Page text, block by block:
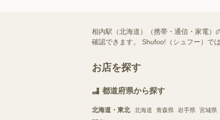
相内駅（北海道）（携帯・通信・家電）
確認できます。 Shufoo!（シュフー）で
お店を探す
都道府県から探す
北海道・東北 北海道 青森県 岩手県 宮城県